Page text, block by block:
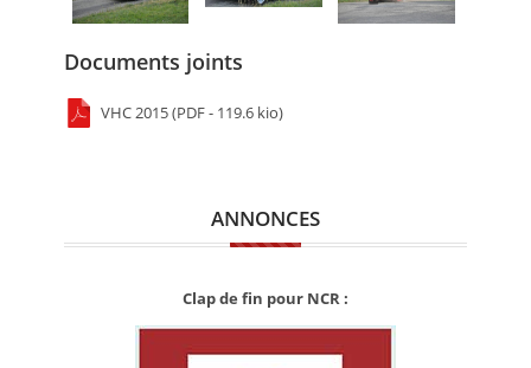
Documents joints
VHC 2015 (PDF - 119.6 kio)
ANNONCES
Clap de fin pour NCR :